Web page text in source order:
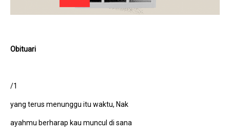
Obituari
/1
yang terus menunggu itu waktu, Nak
ayahmu berharap kau muncul di sana